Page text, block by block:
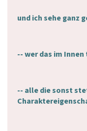
und ich sehe ganz
-- wer das im
-- alle die sonst